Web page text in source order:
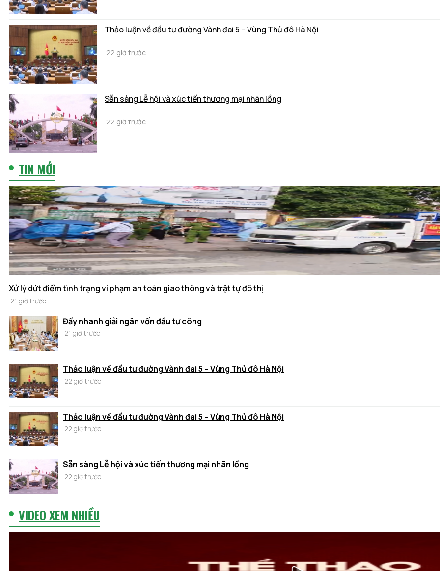
Thảo luận về đầu tư đường Vành đai 5 – Vùng Thủ đô Hà Nội
22 giờ trước
Sẵn sàng Lễ hội và xúc tiến thương mại nhãn lồng
22 giờ trước
TIN MỚI
Xử lý dứt điểm tình trạng vi phạm an toàn giao thông và trật tự đô thị
21 giờ trước
Đẩy nhanh giải ngân vốn đầu tư công
21 giờ trước
Thảo luận về đầu tư đường Vành đai 5 – Vùng Thủ đô Hà Nội
22 giờ trước
Thảo luận về đầu tư đường Vành đai 5 – Vùng Thủ đô Hà Nội
22 giờ trước
Sẵn sàng Lễ hội và xúc tiến thương mại nhãn lồng
22 giờ trước
VIDEO XEM NHIỀU